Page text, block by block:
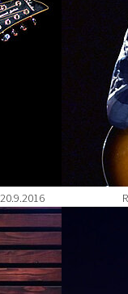
Show